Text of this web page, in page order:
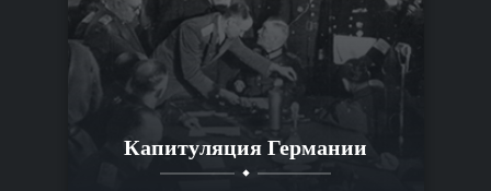
Капитуляция Германии